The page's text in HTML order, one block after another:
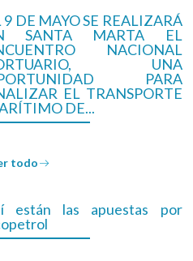
9 DE MAYO SE REALIZARÁ
SANTA MARTA EL
NACIONAL
UNA
PARA
EL TRANSPORTE
DE...
todo
están las apuestas por